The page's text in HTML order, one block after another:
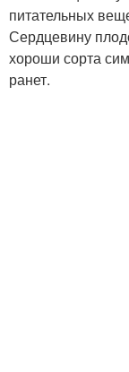
питательных
Сердцевину
хороши сорта
ранет.